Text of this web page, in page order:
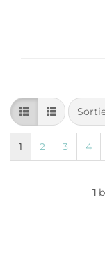
1 2 3 4
1